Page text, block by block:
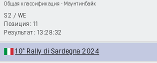
Общая классификация - Маунтинбайк
S2 / WE
11
13:28:32
10° Rally di Sardegna 2024